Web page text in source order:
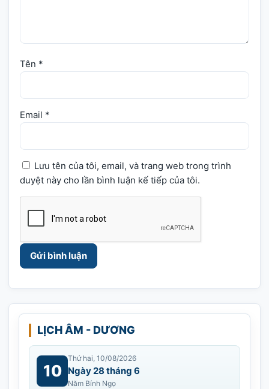
Tên *
Email *
Lưu tên của tôi, email, và trang web trong trình
duyệt này cho lần bình luận kế tiếp của tôi.
LỊCH ÂM - DƯƠNG
10
Thứ hai, 10/08/2026
Ngày 28 tháng 6
Năm Bính Ngọ